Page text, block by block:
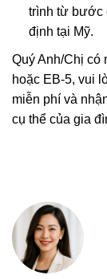
trình từ bước
định tại Mỹ.
Quý Anh/Chị có
hoặc EB-5, vui
miễn phí và
cụ thể của gia